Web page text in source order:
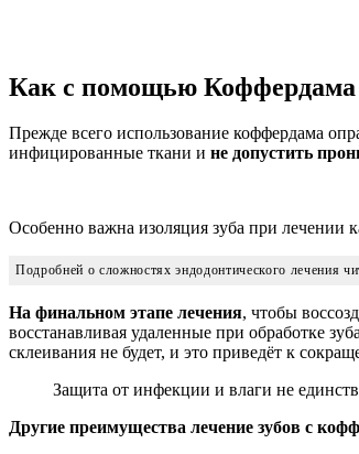
Как с помощью Коффердама
Прежде всего использование коффердама
инфицированные ткани и не допустить
Особенно важна изоляция зуба при лечении
Подробней о сложностях эндодонтического лечения
На финальном этапе лечения, чтобы
восстанавливая удаленные при обработке
склеивания не будет, и это приведёт к
Защита от инфекции и влаги не
Другие преимущества лечение зубов с